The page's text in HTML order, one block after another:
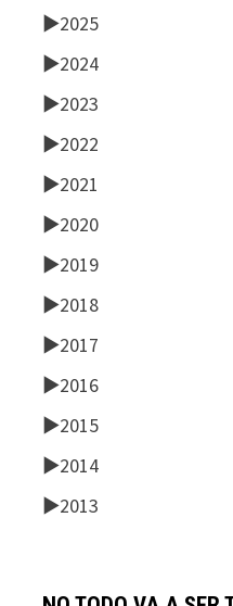
►2025
►2024
►2023
►2022
►2021
►2020
►2019
►2018
►2017
►2016
►2015
►2014
►2013